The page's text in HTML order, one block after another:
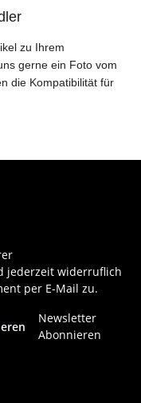
zu Ihrem
gerne ein Foto vom
die Kompatibilität für
jederzeit widerruflich
per E-Mail zu.
Newsletter
Abonnieren